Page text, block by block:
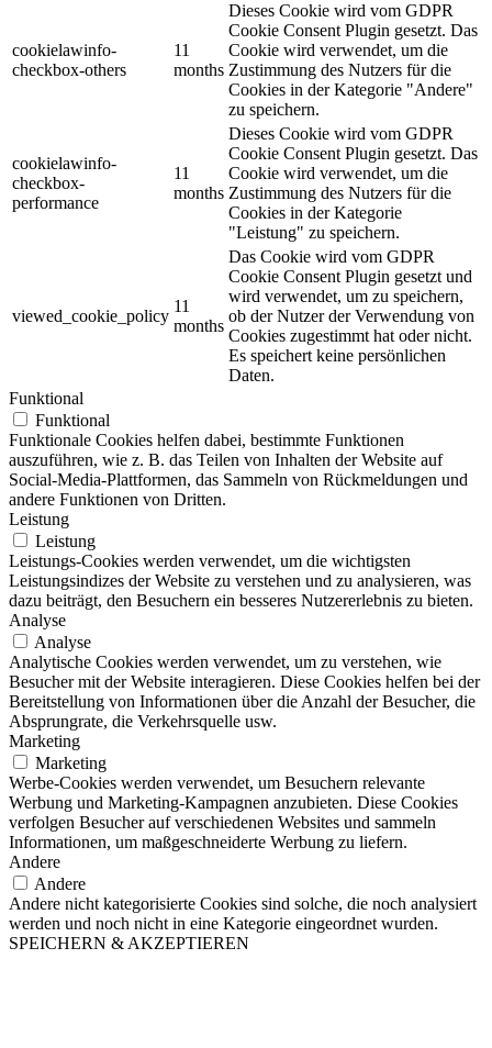
cookielawinfo-
checkbox-others
11
months
Dieses Cookie wird vom GDPR
Cookie Consent Plugin gesetzt. Das
Cookie wird verwendet, um die
Zustimmung des Nutzers für die
Cookies in der Kategorie "Andere"
zu speichern.
cookielawinfo-
checkbox-
performance
11
months
Dieses Cookie wird vom GDPR
Cookie Consent Plugin gesetzt. Das
Cookie wird verwendet, um die
Zustimmung des Nutzers für die
Cookies in der Kategorie
"Leistung" zu speichern.
viewed_cookie_policy
11
months
Das Cookie wird vom GDPR
Cookie Consent Plugin gesetzt und
wird verwendet, um zu speichern,
ob der Nutzer der Verwendung von
Cookies zugestimmt hat oder nicht.
Es speichert keine persönlichen
Daten.
Funktional
Funktional
Funktionale Cookies helfen dabei, bestimmte Funktionen
auszuführen, wie z. B. das Teilen von Inhalten der Website auf
Social-Media-Plattformen, das Sammeln von Rückmeldungen und
andere Funktionen von Dritten.
Leistung
Leistung
Leistungs-Cookies werden verwendet, um die wichtigsten
Leistungsindizes der Website zu verstehen und zu analysieren, was
dazu beiträgt, den Besuchern ein besseres Nutzererlebnis zu bieten.
Analyse
Analyse
Analytische Cookies werden verwendet, um zu verstehen, wie
Besucher mit der Website interagieren. Diese Cookies helfen bei der
Bereitstellung von Informationen über die Anzahl der Besucher, die
Absprungrate, die Verkehrsquelle usw.
Marketing
Marketing
Werbe-Cookies werden verwendet, um Besuchern relevante
Werbung und Marketing-Kampagnen anzubieten. Diese Cookies
verfolgen Besucher auf verschiedenen Websites und sammeln
Informationen, um maßgeschneiderte Werbung zu liefern.
Andere
Andere
Andere nicht kategorisierte Cookies sind solche, die noch analysiert
werden und noch nicht in eine Kategorie eingeordnet wurden.
SPEICHERN & AKZEPTIEREN